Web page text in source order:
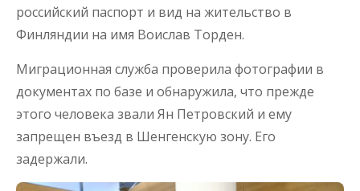
российский паспорт и вид на жительство в
Финляндии на имя Воислав Торден.
Миграционная служба проверила фотографии в
документах по базе и обнаружила, что прежде
этого человека звали Ян Петровский и ему
запрещен въезд в Шенгенскую зону. Его
задержали.